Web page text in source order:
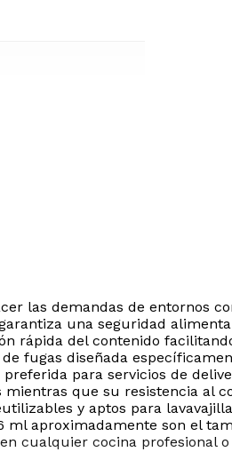
las demandas de entornos
una seguridad
rápida del contenido
fugas diseñada
para servicios de
que su resistencia al
y aptos para
ml aproximadamente son el
cualquier cocina profesional